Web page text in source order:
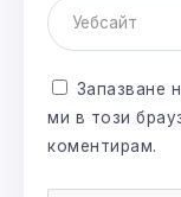
Запазване
ми в този
коментирам.